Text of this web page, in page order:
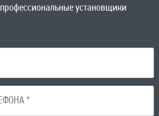
профессиональные установщики